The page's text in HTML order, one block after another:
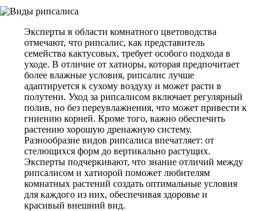
Эксперты в области комнатного цветоводства
отмечают, что рипсалис, как представитель
семейства кактусовых, требует особого подхода в
уходе. В отличие от хатиоры, которая предпочитает
более влажные условия, рипсалис лучше
адаптируется к сухому воздуху и может расти в
полутени. Уход за рипсалисом включает регулярный
полив, но без переувлажнения, что может привести к
гниению корней. Кроме того, важно обеспечить
растению хорошую дренажную систему.
Разнообразие видов рипсалиса впечатляет: от
стелющихся форм до вертикально растущих.
Эксперты подчеркивают, что знание отличий между
рипсалисом и хатиорой поможет любителям
комнатных растений создать оптимальные условия
для каждого из них, обеспечивая здоровье и
красивый внешний вид.